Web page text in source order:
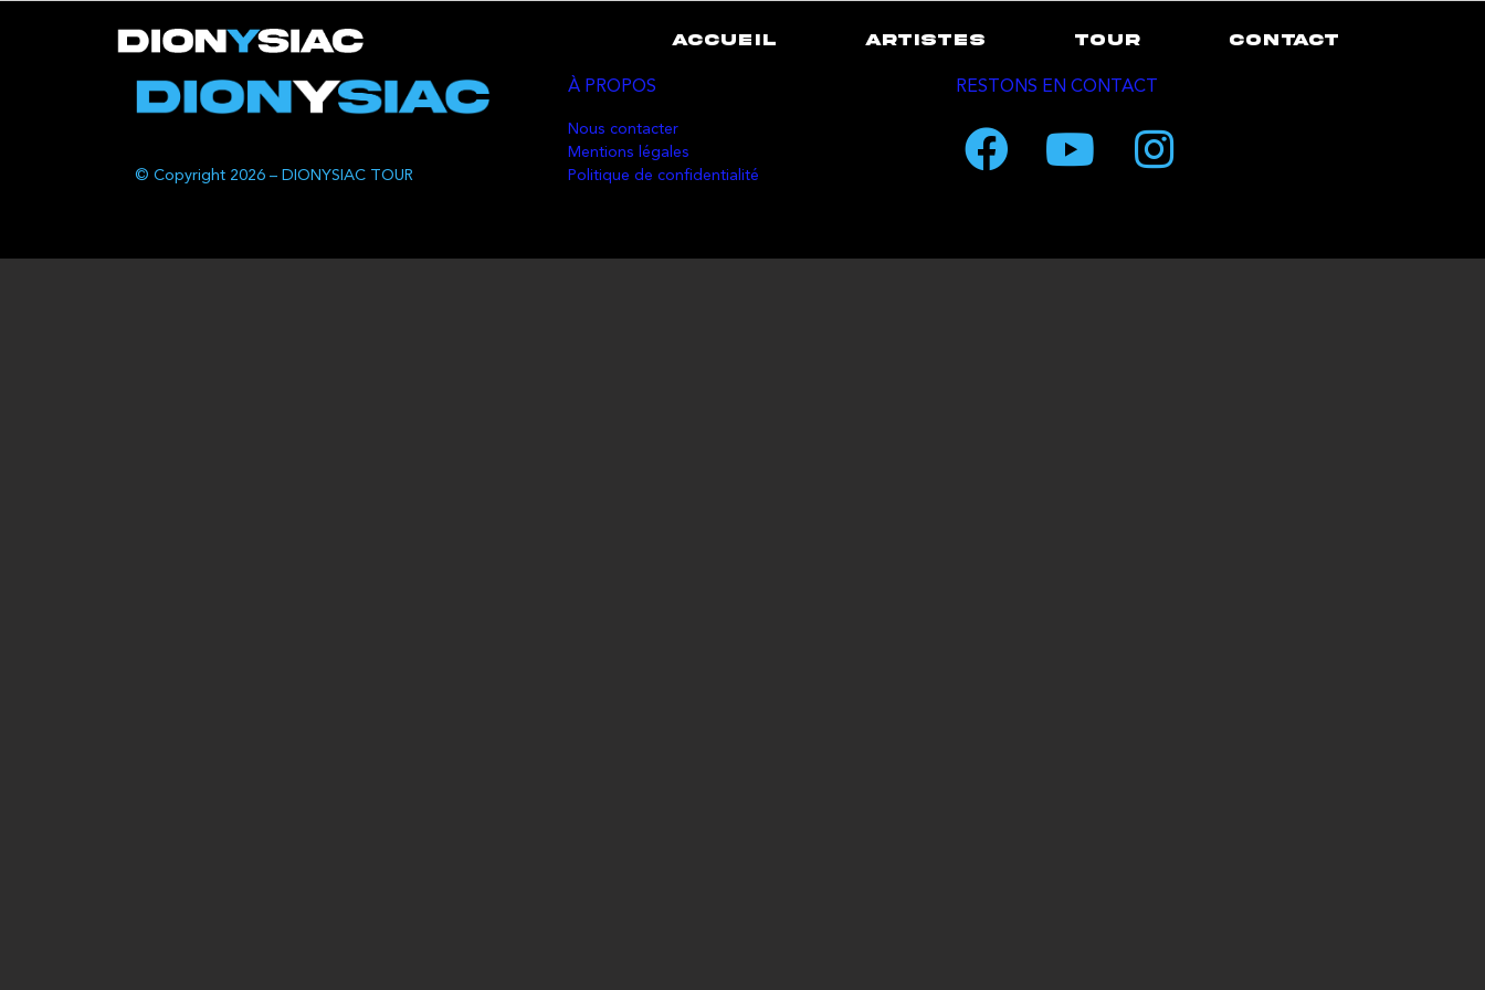
ACCUEIL ARTISTES TOUR CONTACT
© Copyright 2026 – DIONYSIAC TOUR
À PROPOS
Nous contacter
Mentions légales
Politique de confidentialité
RESTONS EN CONTACT